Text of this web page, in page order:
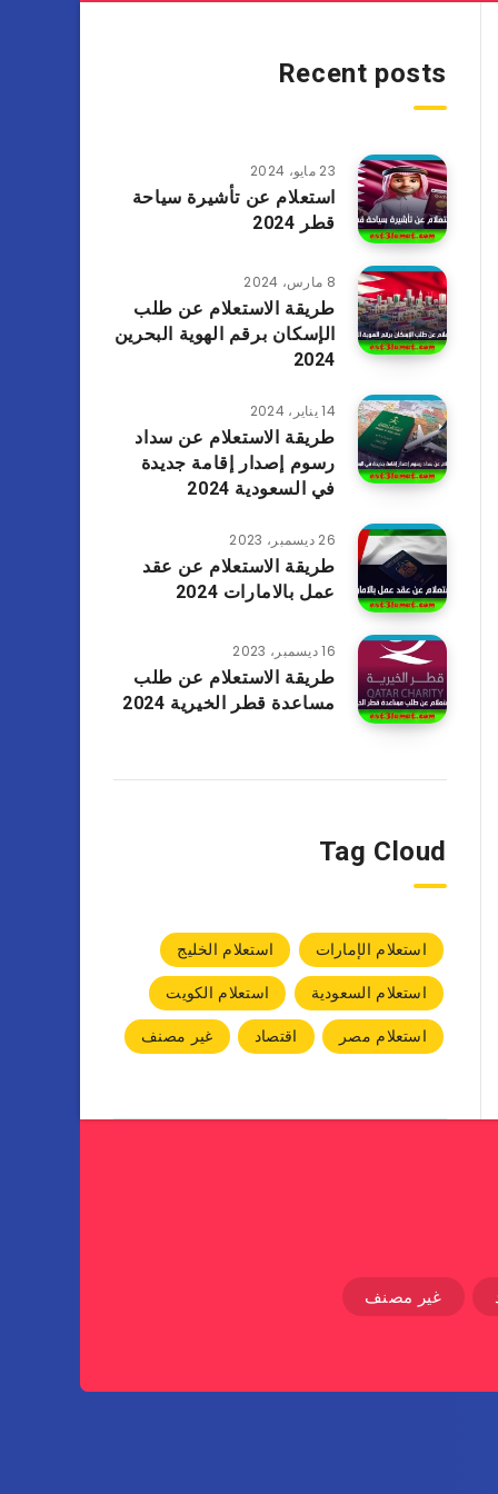
Recent posts
23 مايو، 2024
استعلام عن تأشيرة سياحة
قطر 2024
8 مارس، 2024
طريقة الاستعلام عن طلب
الإسكان برقم الهوية البحرين
2024
14 يناير، 2024
طريقة الاستعلام عن سداد
رسوم إصدار إقامة جديدة
في السعودية 2024
26 ديسمبر، 2023
طريقة الاستعلام عن عقد
عمل بالامارات 2024
16 ديسمبر، 2023
طريقة الاستعلام عن طلب
مساعدة قطر الخيرية 2024
Tag Cloud
استعلام الإمارات
استعلام الخليج
استعلام السعودية
استعلام الكويت
استعلام مصر
اقتصاد غير مصنف
غير مصنف